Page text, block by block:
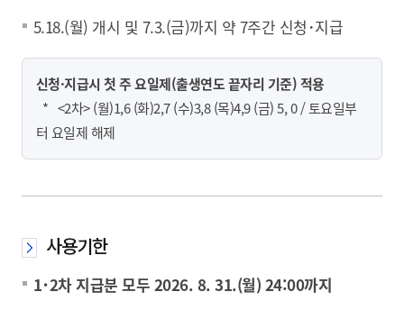
5.18.(월) 개시 및 7.3.(금)까지 약 7주간 신청･지급
신청·지급시 첫 주 요일제(출생연도 끝자리 기준) 적용
* <2차> (월)1,6 (화)2,7 (수)3,8 (목)4,9 (금) 5, 0 / 토요일부
터 요일제 해제
사용기한
1･2차 지급분 모두 2026. 8. 31.(월) 24:00까지